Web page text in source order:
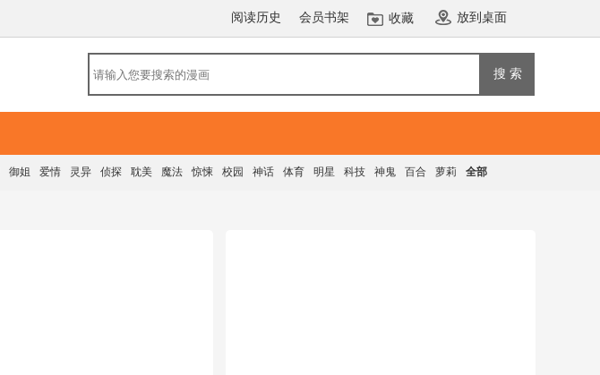
阅读历史 会员书架 收藏 放到桌面
搜 索
御姐 爱情 灵异 侦探 耽美 魔法 惊悚 校园 神话 体育 明星 科技 神鬼 百合 萝莉 全部